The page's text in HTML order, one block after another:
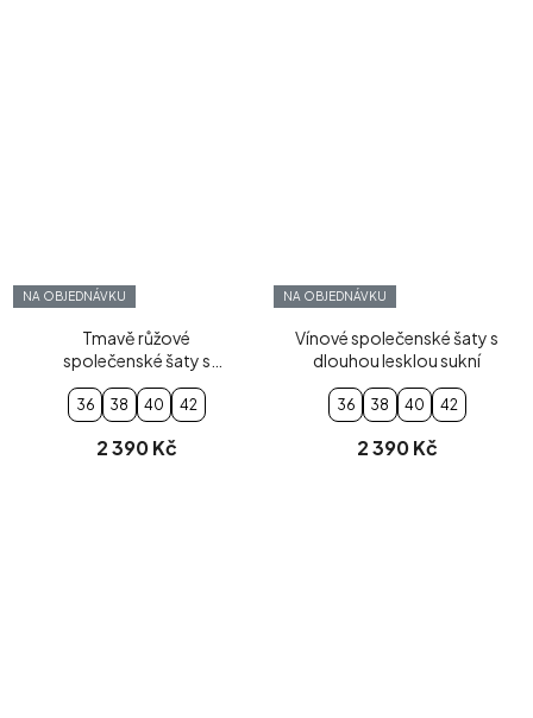
NA OBJEDNÁVKU
Tmavě růžové
společenské šaty s
dlouhou lesklou sukní
36 38 40 42
2 390 Kč
NA OBJEDNÁVKU
Vínové společenské šaty s
dlouhou lesklou sukní
36 38 40 42
2 390 Kč